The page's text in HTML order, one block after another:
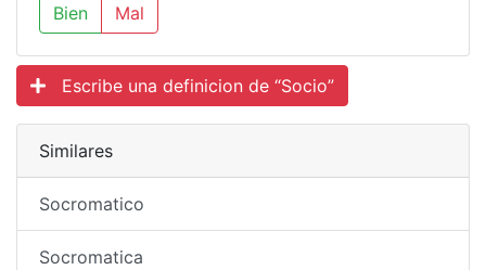
Bien Mal
Escribe una definicion de “Socio”
Similares
Socromatico
Socromatica